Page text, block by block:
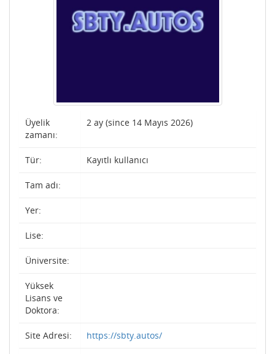
Üyelik
zamanı:
2 ay (since 14 Mayıs 2026)
Tür: Kayıtlı kullanıcı
Tam adı:
Yer:
Lise:
Üniversite:
Yüksek
Lisans ve
Doktora:
Site Adresi: https://sbty.autos/